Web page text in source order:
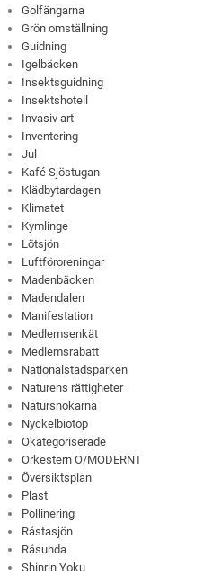
Golfängarna
Grön omställning
Guidning
Igelbäcken
Insektsguidning
Insektshotell
Invasiv art
Inventering
Jul
Kafé Sjöstugan
Klädbytardagen
Klimatet
Kymlinge
Lötsjön
Luftföroreningar
Madenbäcken
Madendalen
Manifestation
Medlemsenkät
Medlemsrabatt
Nationalstadsparken
Naturens rättigheter
Natursnokarna
Nyckelbiotop
Okategoriserade
Orkestern O/MODERNT
Översiktsplan
Plast
Pollinering
Råstasjön
Råsunda
Shinrin Yoku